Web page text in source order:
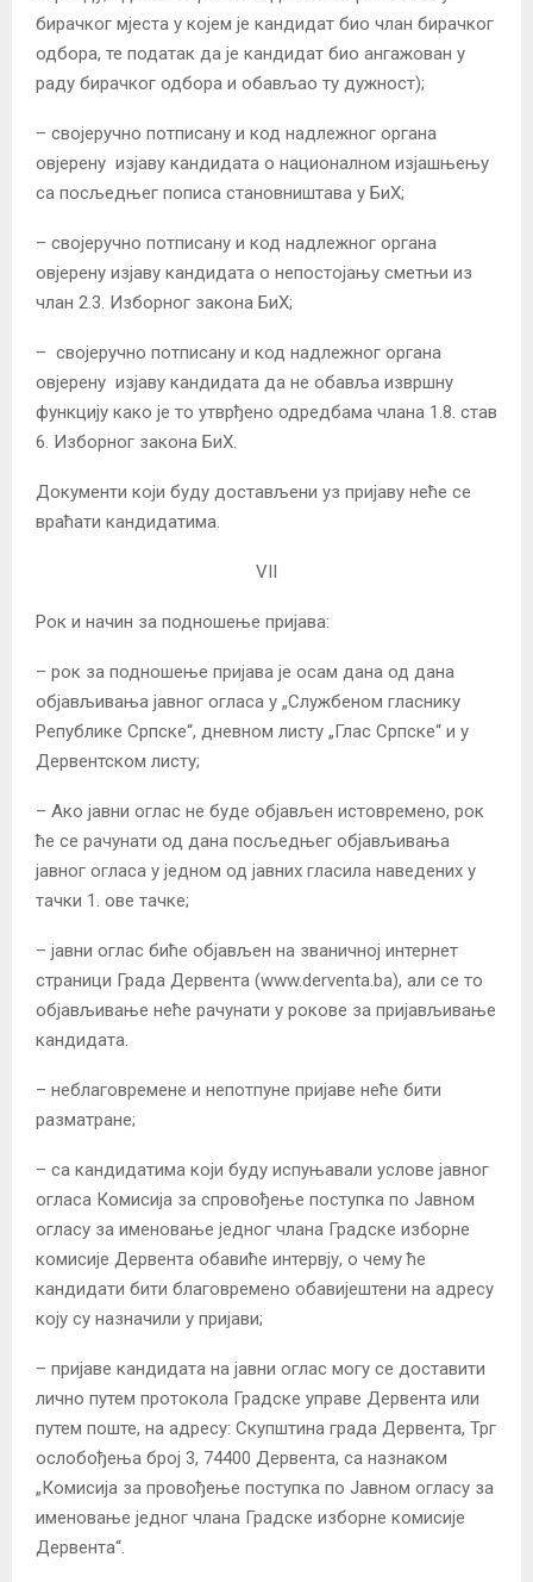
бирачког мјеста у којем је кандидат био члан бирачког
одбора, те податак да је кандидат био ангажован у
раду бирачког одбора и обављао ту дужност);
– својеручно потписану и код надлежног органа
овјерену изјаву кандидата о националном изјашњењу
са посљедњег пописа становништава у БиХ;
– својеручно потписану и код надлежног органа
овјерену изјаву кандидата о непостојању сметњи из
члан 2.3. Изборног закона БиХ;
– својеручно потписану и код надлежног органа
овјерену изјаву кандидата да не обавља извршну
функцију како је то утврђено одредбама члана 1.8. став
6. Изборног закона БиХ.
Документи који буду достављени уз пријаву неће се
враћати кандидатима.
VII
Рок и начин за подношење пријава:
– рок за подношење пријава је осам дана од дана
објављивања јавног огласа у „Службеном гласнику
Републике Српске“, дневном листу „Глас Српске“ и у
Дервентском листу;
– Ако јавни оглас не буде објављен истовремено, рок
ће се рачунати од дана посљедњег објављивања
јавног огласа у једном од јавних гласила наведених у
тачки 1. ове тачке;
– јавни оглас биће објављен на званичној интернет
страници Града Дервента (www.derventa.ba), али се то
објављивање неће рачунати у рокове за пријављивање
кандидата.
– неблаговремене и непотпуне пријаве неће бити
разматране;
– са кандидатима који буду испуњавали услове јавног
огласа Комисија за спровођење поступка по Јавном
огласу за именовање једног члана Градске изборне
комисије Дервента обавиће интервју, о чему ће
кандидати бити благовремено обавијештени на адресу
коју су назначили у пријави;
– пријаве кандидата на јавни оглас могу се доставити
лично путем протокола Градске управе Дервента или
путем поште, на адресу: Скупштина града Дервента, Трг
ослобођења број 3, 74400 Дервента, са назнаком
„Комисија за провођење поступка по Јавном огласу за
именовање једног члана Градске изборне комисије
Дервента“.